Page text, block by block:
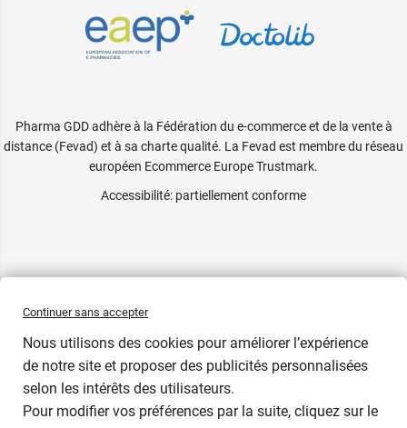
Pharma GDD adhère à la Fédération du e-commerce et de la vente à
distance (Fevad) et à sa charte qualité. La Fevad est membre du réseau
européen Ecommerce Europe Trustmark.
Accessibilité: partiellement conforme
Continuer sans accepter
Nous utilisons des cookies pour améliorer l’expérience
de notre site et proposer des publicités personnalisées
selon les intérêts des utilisateurs.
Pour modifier vos préférences par la suite, cliquez sur le